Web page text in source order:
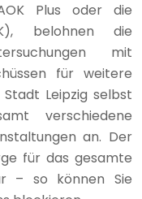
Plus oder die
belohnen die
mit
für weitere
Leipzig selbst
verschiedene
an. Der
für das gesamte
– so können Sie